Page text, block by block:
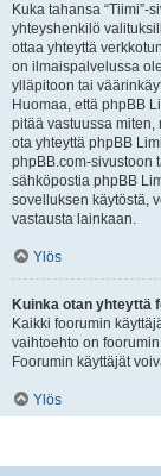
Kuka tahansa
yhteyshenkilö
ottaa yhteyttä
on ilmaispalvelussa
ylläpitoon tai
Huomaa, että phpBB
pitää vastuussa miten,
ota yhteyttä phpBB
phpBB.com-sivustoon
sähköpostia phpBB
sovelluksen käytöstä,
vastausta lainkaan.
Ylös
Kuinka otan yhteyttä
Kaikki foorumin
vaihtoehto on
Foorumin käyttäjät
Ylös